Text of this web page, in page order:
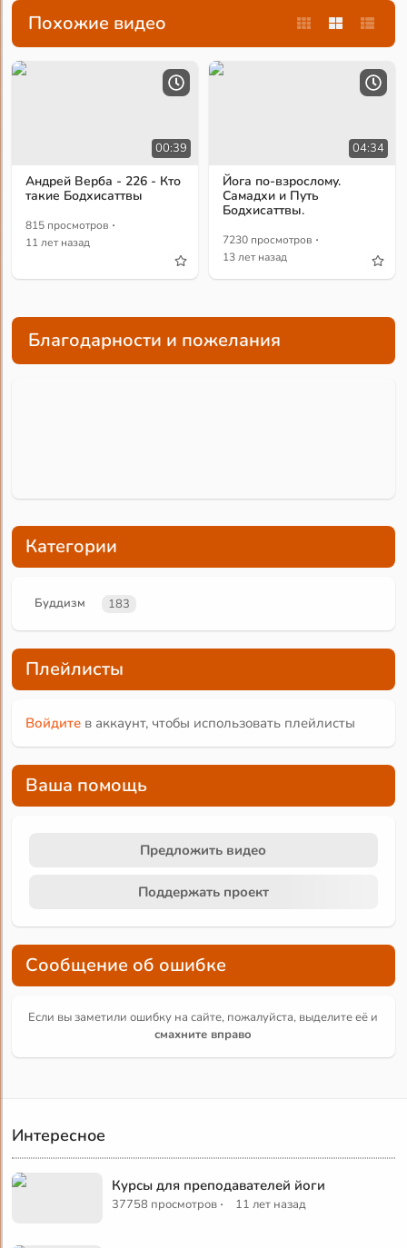
Похожие видео
00:39
Андрей Верба - 226 - Кто
такие Бодхисаттвы
815 просмотров ·
11 лет назад
04:34
Йога по-взрослому.
Самадхи и Путь
Бодхисаттвы.
7230 просмотров ·
13 лет назад
Благодарности и пожелания
Категории
Буддизм 183
Плейлисты
Войдите в аккаунт, чтобы использовать плейлисты
Ваша помощь
Предложить видео
Поддержать проект
Сообщение об ошибке
Если вы заметили ошибку на сайте, пожалуйста, выделите её и
смахните вправо
Интересное
Курсы для преподавателей йоги
37758 просмотров · 11 лет назад